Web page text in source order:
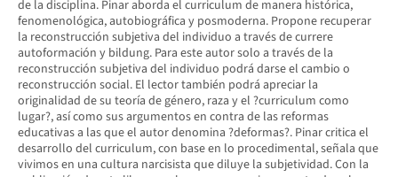
de la disciplina. Pinar aborda el curriculum de manera histórica,
fenomenológica, autobiográfica y posmoderna. Propone recuperar
la reconstrucción subjetiva del individuo a través de currere
autoformación y bildung. Para este autor solo a través de la
reconstrucción subjetiva del individuo podrá darse el cambio o
reconstrucción social. El lector también podrá apreciar la
originalidad de su teoría de género, raza y el ?curriculum como
lugar?, así como sus argumentos en contra de las reformas
educativas a las que el autor denomina ?deformas?. Pinar critica el
desarrollo del curriculum, con base en lo procedimental, señala que
vivimos en una cultura narcisista que diluye la subjetividad. Con la